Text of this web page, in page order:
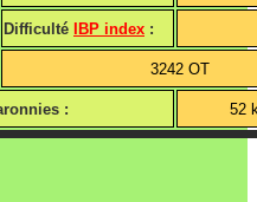
Difficulté IBP index :
3242 OT
: 52